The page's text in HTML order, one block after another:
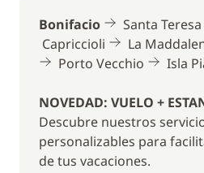
magnífico balneario con una
aguas claras. Te detienes en
almorzar y nadar. Aquí
perfecto para realizar
¿Por qué no aprovechar la
disfrutar en el agua? Noche
DÍA 4 : Capriccioli - La
Bonifacio
Santa
Capriccioli
La
Porto Vecchio
Isla
NOVEDAD: VUELO +
Descubre nuestros
personalizables para
de tus vacaciones.